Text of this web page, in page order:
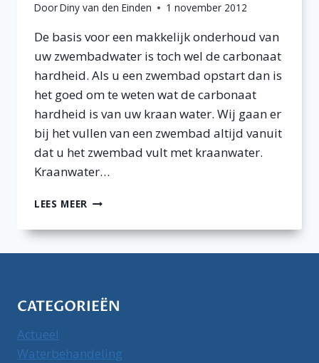
DoorDiny van den Einden 1 november 2012
De basis voor een makkelijk onderhoud van
uw zwembadwater is toch wel de carbonaat
hardheid. Als u een zwembad opstart dan is
het goed om te weten wat de carbonaat
hardheid is van uw kraan water. Wij gaan er
bij het vullen van een zwembad altijd vanuit
dat u het zwembad vult met kraanwater.
Kraanwater…
LEES MEER CARBONAAT
VAN
CATEGORIEËN
Actueel
Waterbehandeling